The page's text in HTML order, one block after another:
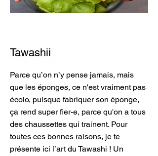
Tawashii
Parce qu’on n’y pense jamais, mais
que les éponges, ce n'est vraiment pas
écolo, puisque fabriquer son éponge,
ça rend super fier-e, parce qu'on a tous
des chaussettes qui trainent. Pour
toutes ces bonnes raisons, je te
présente ici l’art du Tawashi ! Un